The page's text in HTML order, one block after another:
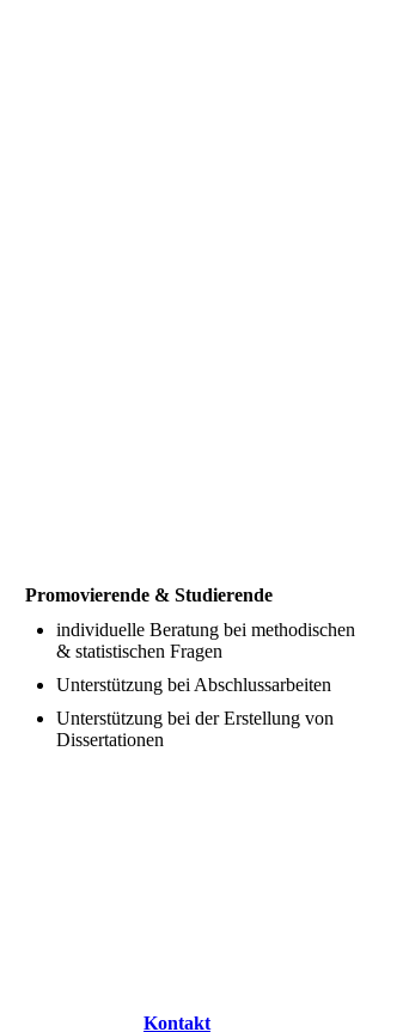
Promovierende & Studierende
individuelle Beratung bei methodischen
& statistischen Fragen
Unterstützung bei Abschlussarbeiten
Unterstützung bei der Erstellung von
Dissertationen
Kontakt